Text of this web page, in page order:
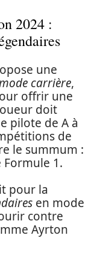
2024 :
une
carrière,
offrir une
doit
pilote de A à
de
le summum :
1.
pour la
en mode
contre
Ayrton